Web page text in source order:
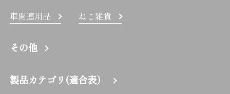
車関連用品 ねこ雑貨
その他
製品カテゴリ(適合表）